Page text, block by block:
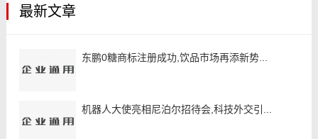
最新文章
东鹏0糖商标注册成功,饮品市场再添新势...
机器人大使亮相尼泊尔招待会,科技外交引...